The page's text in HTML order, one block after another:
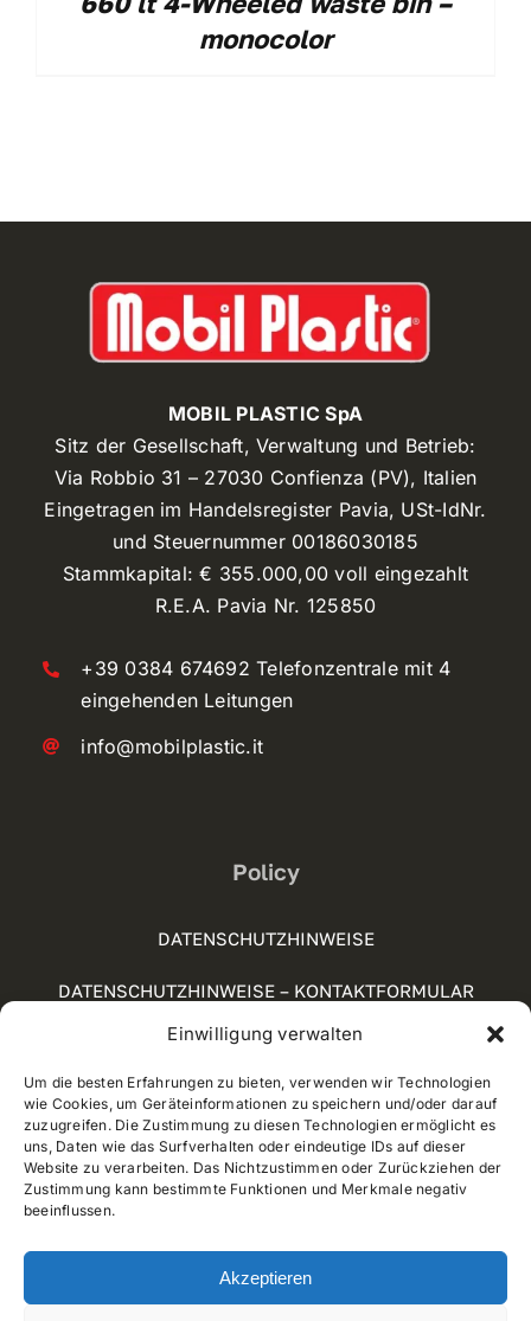
Einwilligung verwalten
Um die besten Erfahrungen zu bieten, verwenden wir Technologien
wie Cookies, um Geräteinformationen zu speichern und/oder darauf
zuzugreifen. Die Zustimmung zu diesen Technologien ermöglicht es
uns, Daten wie das Surfverhalten oder eindeutige IDs auf dieser
Website zu verarbeiten. Das Nichtzustimmen oder Zurückziehen der
Zustimmung kann bestimmte Funktionen und Merkmale negativ
beeinflussen.
Akzeptieren
monocolor
MOBIL PLASTIC SpA
Sitz der Gesellschaft, Verwaltung und Betrieb:
Via Robbio 31 – 27030 Confienza (PV), Italien
Eingetragen im Handelsregister Pavia, USt-IdNr.
und Steuernummer 00186030185
Stammkapital: € 355.000,00 voll eingezahlt
R.E.A. Pavia Nr. 125850
+39 0384 674692 Telefonzentrale mit 4
eingehenden Leitungen
info@mobilplastic.it
Policy
DATENSCHUTZHINWEISE
DATENSCHUTZHINWEISE – KONTAKTFORMULAR
SOCIAL-MEDIA-RICHTLINIE
COOKIE POLICY (UE)
WHISTLEBLOWING
© 2012 - 2018 • Developed byWay Solutions